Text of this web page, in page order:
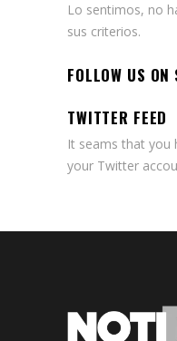
Lo sentimos, no
sus criterios.
FOLLOW US
TWITTER FEED
It seams that you
your Twitter